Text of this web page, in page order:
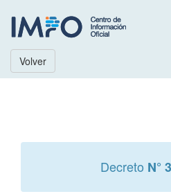
Volver
Decreto N°